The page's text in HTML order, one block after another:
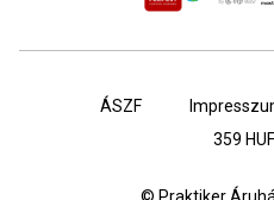
ÁSZF
359